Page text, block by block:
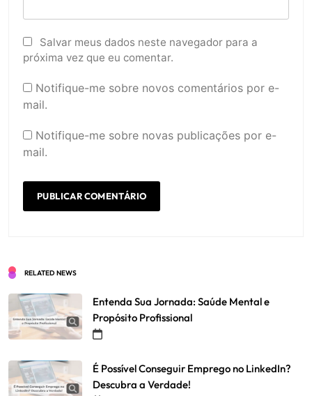
Salvar meus dados neste navegador para a
próxima vez que eu comentar.
Notifique-me sobre novos comentários por e-
mail.
Notifique-me sobre novas publicações por e-
mail.
RELATED NEWS
Entenda Sua Jornada: Saúde Mental e
Propósito Profissional
É Possível Conseguir Emprego no LinkedIn?
Descubra a Verdade!